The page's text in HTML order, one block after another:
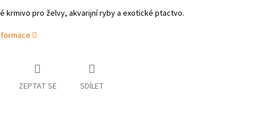
krmivo pro želvy, akvarijní ryby a exotické ptactvo.
ZEPTAT SE SDÍLET